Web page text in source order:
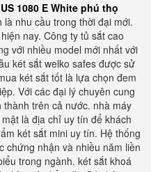
1080 E White phú thọ
nhu cầu trong thời đại mới.
nay. Công ty tủ sắt cao
với nhiều model mới nhất với
két sắt welko safes được sử
két sắt tốt là lựa chọn đem
Với các đại lý chuyên cung
trên cả nước. nhà máy
là địa chỉ uy tín để khách
két sắt mini uy tín. Hệ thống
chứng nhận và nhiều năm liền
trong ngành. két sắt khoá